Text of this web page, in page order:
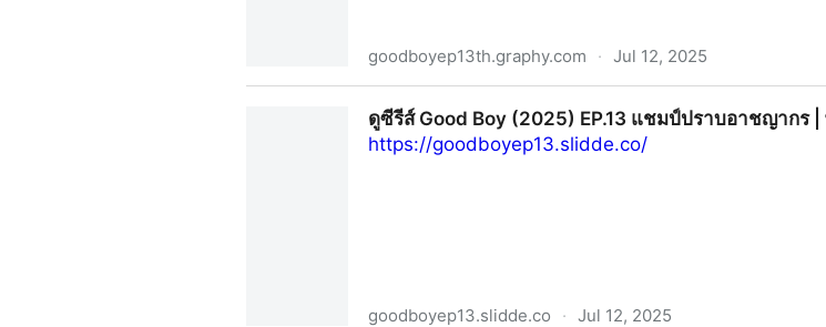
goodboyep13th.graphy.com · Jul 12, 2025
ดูซีรีส์ Good Boy (2025) EP.13 แชมป์ปราบอาชญากร
https://goodboyep13.slidde.co/
goodboyep13.slidde.co · Jul 12, 2025